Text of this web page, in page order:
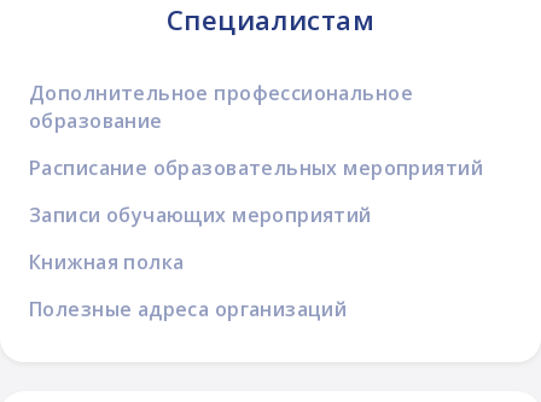
Специалистам
Дополнительное профессиональное
образование
Расписание образовательных мероприятий
Записи обучающих мероприятий
Книжная полка
Полезные адреса организаций